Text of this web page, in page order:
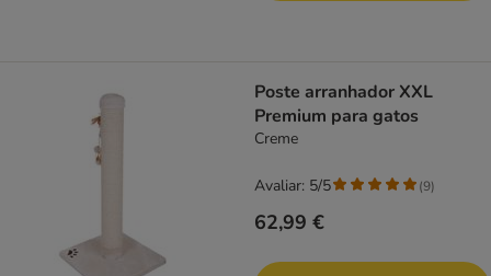
Poste arranhador XXL
Premium para gatos
Creme
62,99 €
Avaliar: 5/5 (9)